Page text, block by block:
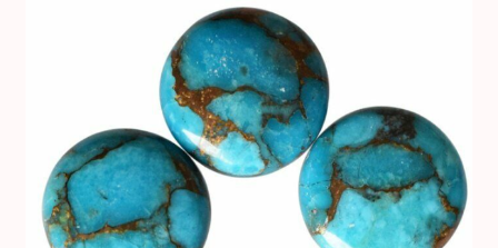
Jaspe vert, Pierre de vitalité
Labradorite, Pierre de protection
Lapis Lazuli, Pierre de la sagesse
Larimar, Pierre de l’apaisement